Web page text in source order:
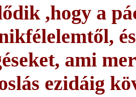
,hogy a
ami
ezidáig